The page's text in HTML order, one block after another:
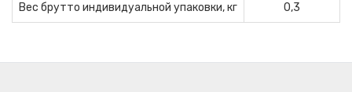
Вес брутто индивидуальной упаковки, кг 0,3